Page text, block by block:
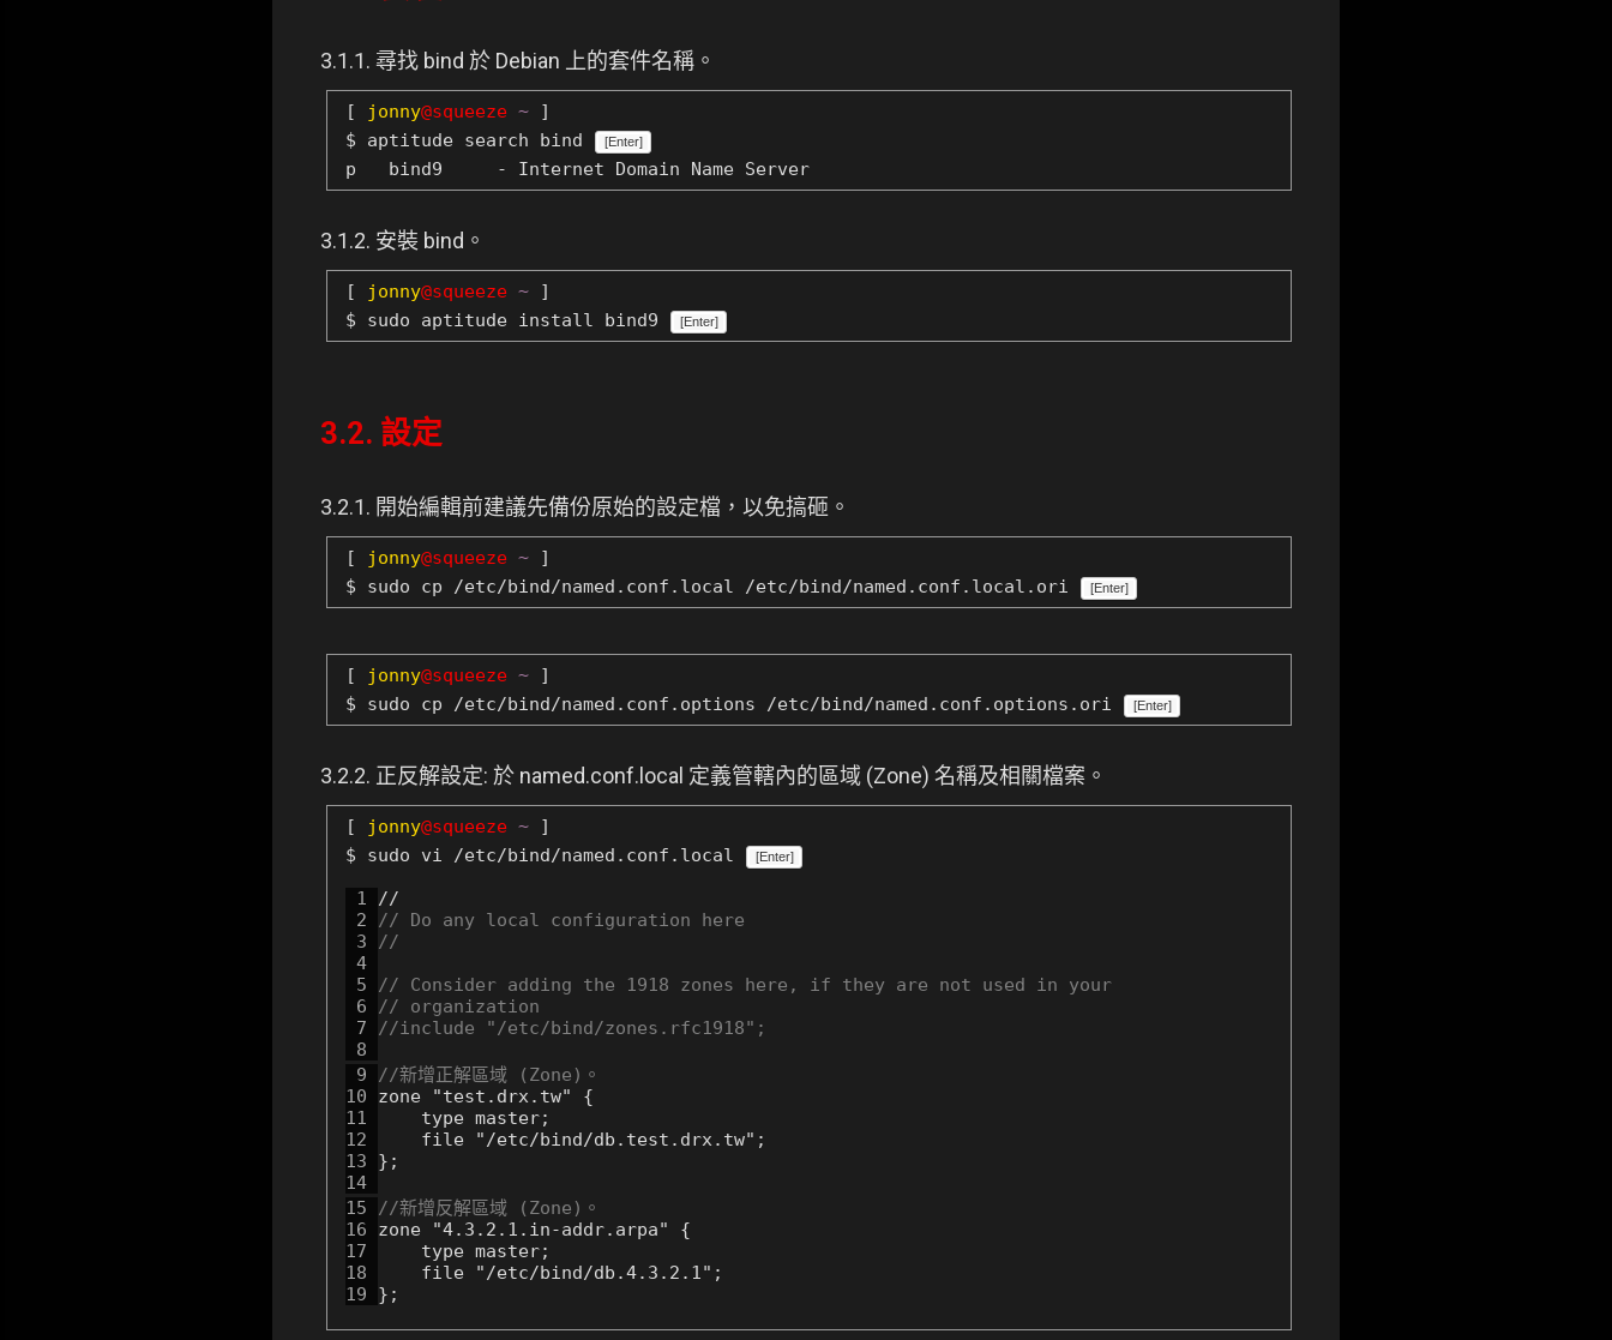
3.1.1. 尋找 bind 於 Debian 上的套件名稱。
[ jonny@squeeze ~ ]
$ aptitude search bind
[Enter]
p bind9 - Internet Domain Name Server
3.1.2. 安裝 bind。
[ jonny@squeeze ~ ]
$ sudo aptitude install bind9
[Enter]
3.2. 設定
3.2.1. 開始編輯前建議先備份原始的設定檔，以免搞砸。
[ jonny@squeeze ~ ]
$ sudo cp /etc/bind/named.conf.local /etc/bind/named.conf.local.ori
[Enter]
[ jonny@squeeze ~ ]
$ sudo cp /etc/bind/named.conf.options /etc/bind/named.conf.options.ori
[Enter]
3.2.2. 正反解設定: 於 named.conf.local 定義管轄內的區域 (Zone) 名稱及相關檔案。
[ jonny@squeeze ~ ]
$ sudo vi /etc/bind/named.conf.local
[Enter]
1
2 // Do any local configuration here
3 //
4
5 // Consider adding the 1918 zones here, if they are not used in your
6 // organization
7 //include "/etc/bind/zones.rfc1918";
8
9 //新增正解區域 (Zone)。
10
11
12
13
14
15 //新增反解區域 (Zone)。
16
17
18
19 };